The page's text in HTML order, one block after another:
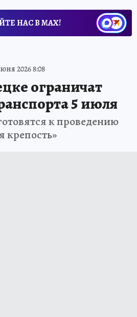
НАС В МАХ!
2026 8:08
ограничат
5 июля
к проведению
крепость»